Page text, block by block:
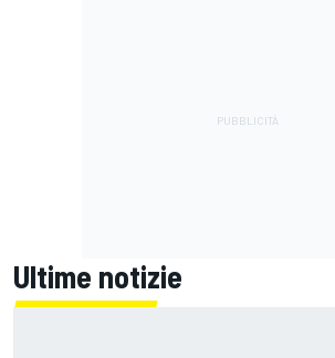
Ultime notizie